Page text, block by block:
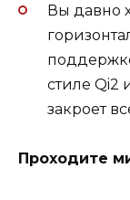
Вы давно
стиле Qi2
закроет
Проходите